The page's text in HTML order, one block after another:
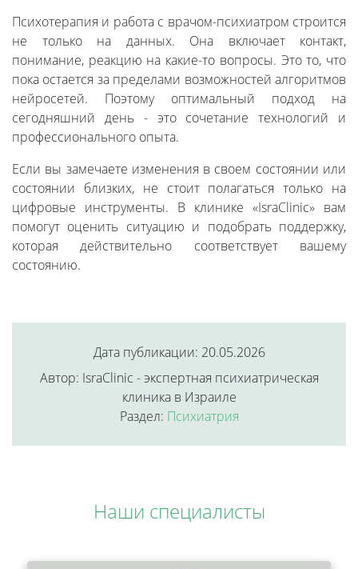
Психотерапия и работа с врачом-психиатром строится
не только на данных. Она включает контакт,
понимание, реакцию на какие-то вопросы. Это то, что
пока остается за пределами возможностей алгоритмов
нейросетей. Поэтому оптимальный подход на
сегодняшний день - это сочетание технологий и
профессионального опыта.
Если вы замечаете изменения в своем состоянии или
состоянии близких, не стоит полагаться только на
цифровые инструменты. В клинике «IsraClinic» вам
помогут оценить ситуацию и подобрать поддержку,
которая действительно соответствует вашему
состоянию.
Дата публикации: 20.05.2026
Автор: IsraClinic - экспертная психиатрическая
клиника в Израиле
Раздел: Психиатрия
Наши специалисты